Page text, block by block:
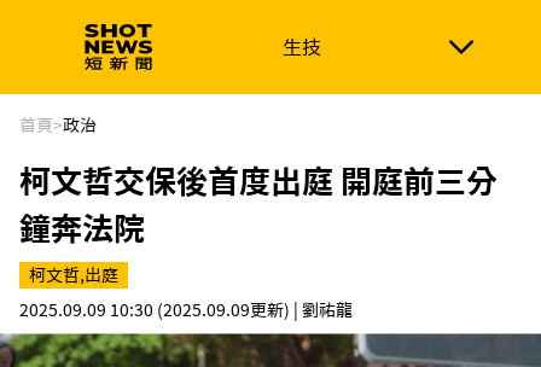
生技
生技 政治
新南向 體育
首頁>政治
柯文哲交保後首度出庭 開庭前三分
鐘奔法院
柯文哲,出庭
2025.09.09 10:30 (2025.09.09更新) | 劉祐龍